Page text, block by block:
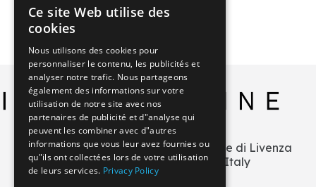
Via L.Zecchetto n.1 – ZI La Salute di Livenza
30029 San Stino di Livenza (VE) Italy
+39 0421 290378
ENGLISH
FRENCH
SPANISH
Ce site Web utilise des
cookies
Nous utilisons des cookies pour
personnaliser le contenu, les publicités et
analyser notre trafic. Nous partageons
également des informations sur votre
utilisation de notre site avec nos
partenaires de publicité et d"analyse qui
peuvent les combiner avec d"autres
informations que vous leur avez fournies ou
qu"ils ont collectées lors de votre utilisation
de leurs services. Privacy Policy